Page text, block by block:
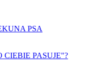
PSA
CIEBIE PASUJE"?